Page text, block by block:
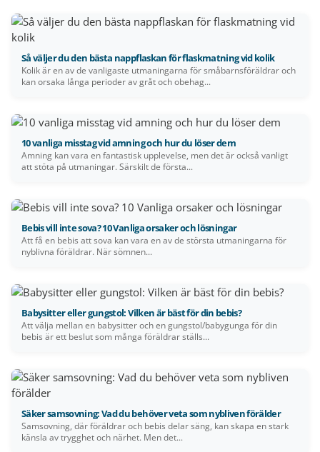
Så väljer du den bästa nappflaskan för flaskmatning vid kolik
Kolik är en av de vanligaste utmaningarna för småbarnsföräldrar och
kan orsaka långa perioder av gråt och obehag...
10 vanliga misstag vid amning och hur du löser dem
Amning kan vara en fantastisk upplevelse, men det är också vanligt
att stöta på utmaningar. Särskilt de första...
Bebis vill inte sova? 10 Vanliga orsaker och lösningar
Att få en bebis att sova kan vara en av de största utmaningarna för
nyblivna föräldrar. När sömnen...
Babysitter eller gungstol: Vilken är bäst för din bebis?
Att välja mellan en babysitter och en gungstol/babygunga för din
bebis är ett beslut som många föräldrar ställs...
Säker samsovning: Vad du behöver veta som nybliven förälder
Samsovning, där föräldrar och bebis delar säng, kan skapa en stark
känsla av trygghet och närhet. Men det...